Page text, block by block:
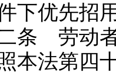
下优先招
劳动者
本法第四